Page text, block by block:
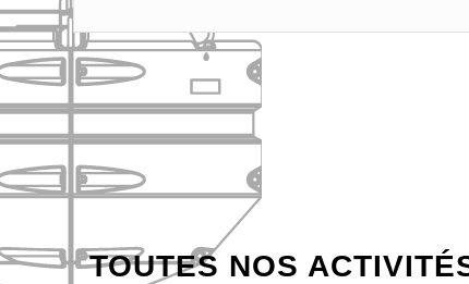
TOUTES NOS